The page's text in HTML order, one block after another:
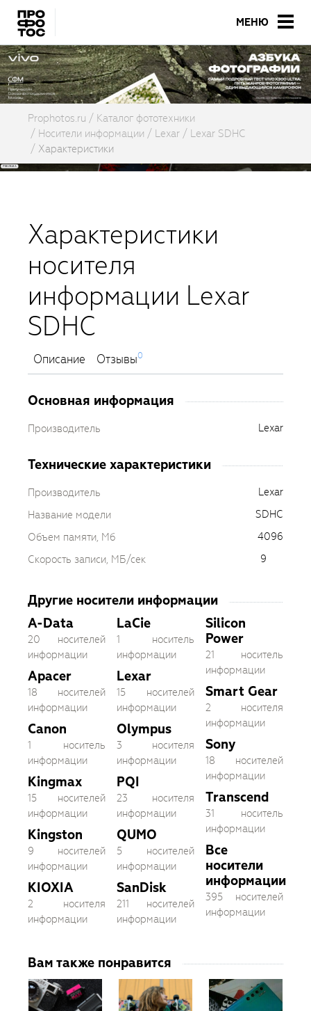
МЕНЮ
Prophotos.ru
Каталог фототехники
Носители информации
Lexar
Lexar SDHC
Характеристики
Характеристики
носителя
информации Lexar
SDHC
Описание Отзывы0
Основная информация
Производитель Lexar
Технические характеристики
Производитель
Lexar
Название модели
SDHC
Объем памяти, Мб
4096
Скорость записи, МБ/сек
9
Другие носители информации
A-Data
20 носителей
информации
Apacer
18 носителей
информации
Canon
1 носитель
информации
Kingmax
15 носителей
информации
Kingston
9 носителей
информации
KIOXIA
2 носителя
информации
LaCie
1 носитель
информации
Lexar
15 носителей
информации
Olympus
3 носителя
информации
PQI
23 носителя
информации
QUMO
5 носителей
информации
SanDisk
211 носителей
информации
Silicon
Power
21 носитель
информации
Smart Gear
2 носителя
информации
Sony
18 носителей
информации
Transcend
31 носитель
информации
Все
носители
информации
395 носителей
информации
Вам также понравится